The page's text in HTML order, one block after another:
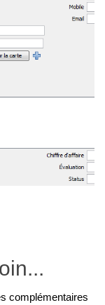
complémentaires